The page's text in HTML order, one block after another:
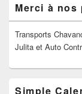
principale
de
widget
pour
barre
Merci à nos
Transports
Julita et Auto
Simple